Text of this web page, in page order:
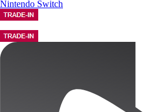
Nintendo Switch